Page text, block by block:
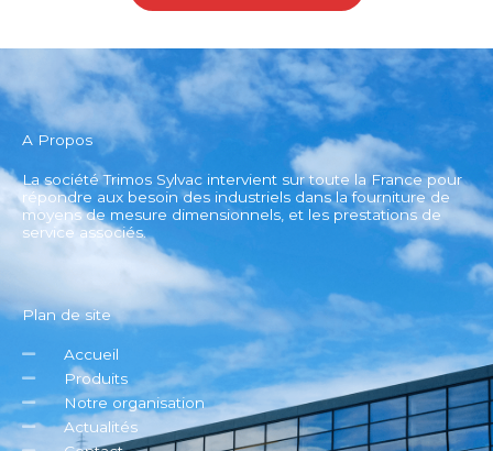
A Propos
La société Trimos Sylvac intervient sur toute la France pour
répondre aux besoin des industriels dans la fourniture de
moyens de mesure dimensionnels, et les prestations de
service associés.
Plan de site
Accueil
Produits
Notre organisation
Actualités